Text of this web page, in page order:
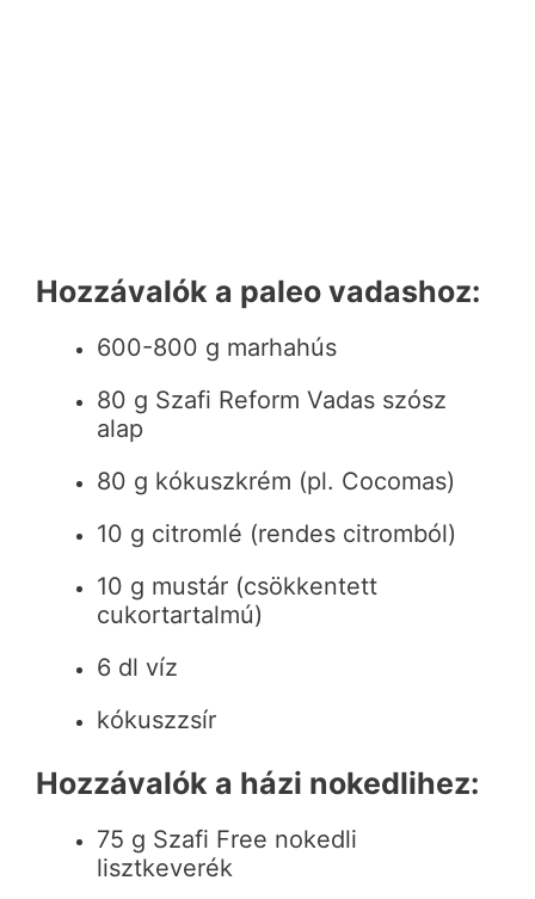
Hozzávalók a paleo vadashoz:
600-800 g marhahús
80 g Szafi Reform Vadas szósz
alap
80 g kókuszkrém (pl. Cocomas)
10 g citromlé (rendes citromból)
10 g mustár (csökkentett
cukortartalmú)
6 dl víz
kókuszzsír
Hozzávalók a házi nokedlihez:
75 g Szafi Free nokedli
lisztkeverék